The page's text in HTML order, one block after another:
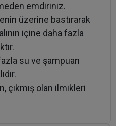
emdiriniz.
üzerine bastırarak
içine daha fazla
su ve şampuan
çıkmış olan ilmikleri